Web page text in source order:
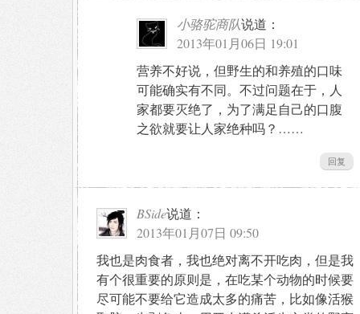
小骆驼商队说道：
2013年01月06日 19:01
营养不好说，但野生的和养殖的口味
可能确实有不同。不过问题在于，人
家都要灭绝了，为了满足自己的口腹
之欲就要让人家绝种吗？……
回复
BSide说道：
2013年01月07日 09:50
我也是肉食者，我也绝对离不开吃肉，但是我
有个很重要的原则是，在吃某个动物的时候要
尽可能不要给它造成太多的痛苦，比如像活猴